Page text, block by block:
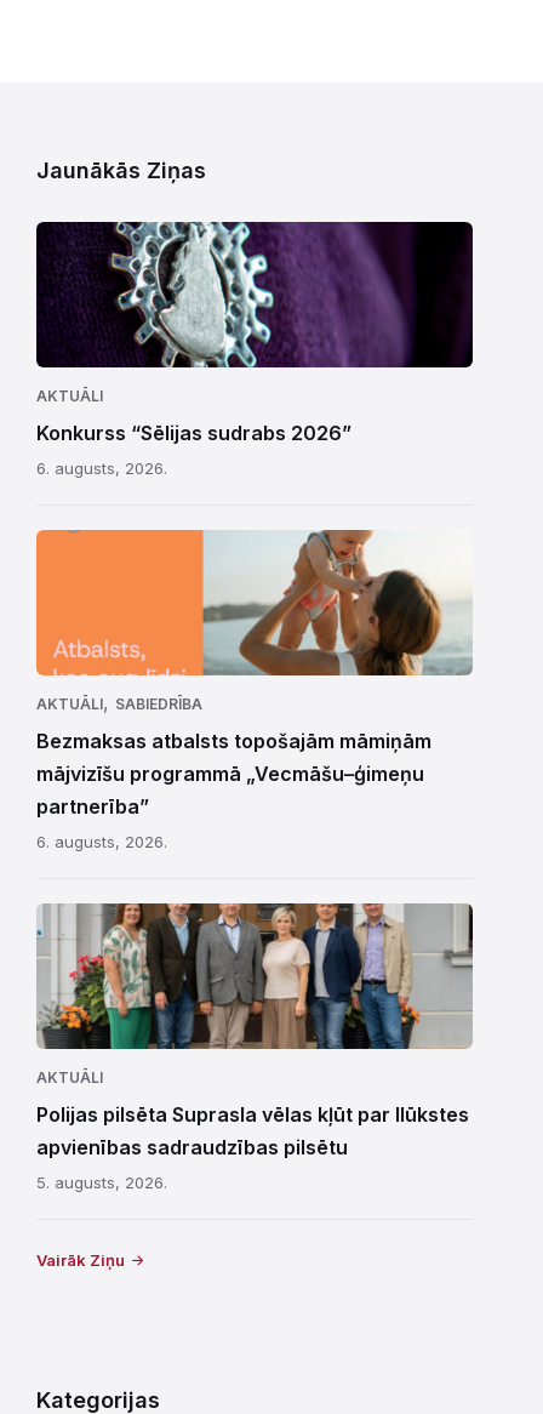
Jaunākās Ziņas
AKTUĀLI
Konkurss “Sēlijas sudrabs 2026”
6. augusts, 2026.
AKTUĀLI, SABIEDRĪBA
Bezmaksas atbalsts topošajām māmiņām
mājvizīšu programmā „Vecmāšu–ģimeņu
partnerība”
6. augusts, 2026.
AKTUĀLI
Polijas pilsēta Suprasla vēlas kļūt par Ilūkstes
apvienības sadraudzības pilsētu
5. augusts, 2026.
Vairāk Ziņu
Kategorijas